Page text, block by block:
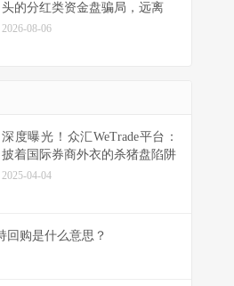
头的分红类资金盘骗局，远离
2026-08-06
深度曝光！众汇WeTrade平台：
披着国际券商外衣的杀猪盘陷阱
2025-04-04
回购是什么意思？